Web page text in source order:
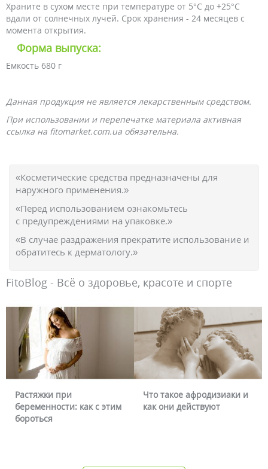
Храните в сухом месте при температуре от 5°С до +25°С
вдали от солнечных лучей. Срок хранения - 24 месяцев с
момента открытия.
Форма выпуска:
Емкость 680 г
Данная продукция не является лекарственным средством.
При использовании и перепечатке материала активная
ссылка на fitomarket.com.ua обязательна.
«Косметические средства предназначены для
наружного применения.»
«Перед использованием ознакомьтесь
с предупреждениями на упаковке.»
«В случае раздражения прекратите использование и
обратитесь к дерматологу.»
FitoBlog - Всё о здоровье, красоте и спорте
Растяжки при
беременности: как с этим
бороться
Что такое афродизиаки и
как они действуют